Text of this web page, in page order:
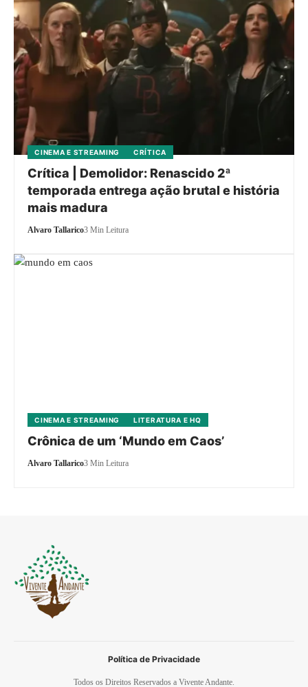
CINEMA E STREAMING CRÍTICA
Crítica | Demolidor: Renascido 2ª
temporada entrega ação brutal e história
mais madura
Alvaro Tallarico3 Min Leitura
CINEMA E STREAMING LITERATURA E HQ
Crônica de um ‘Mundo em Caos’
Alvaro Tallarico3 Min Leitura
Todos os Direitos Reservados a Vivente Andante.
Política de Privacidade